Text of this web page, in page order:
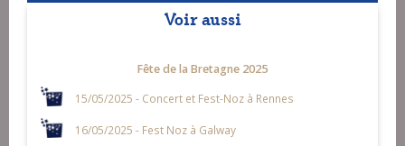
Voir aussi
Fête de la Bretagne 2025
15/05/2025 - Concert et Fest-Noz à Rennes
16/05/2025 - Fest Noz à Galway